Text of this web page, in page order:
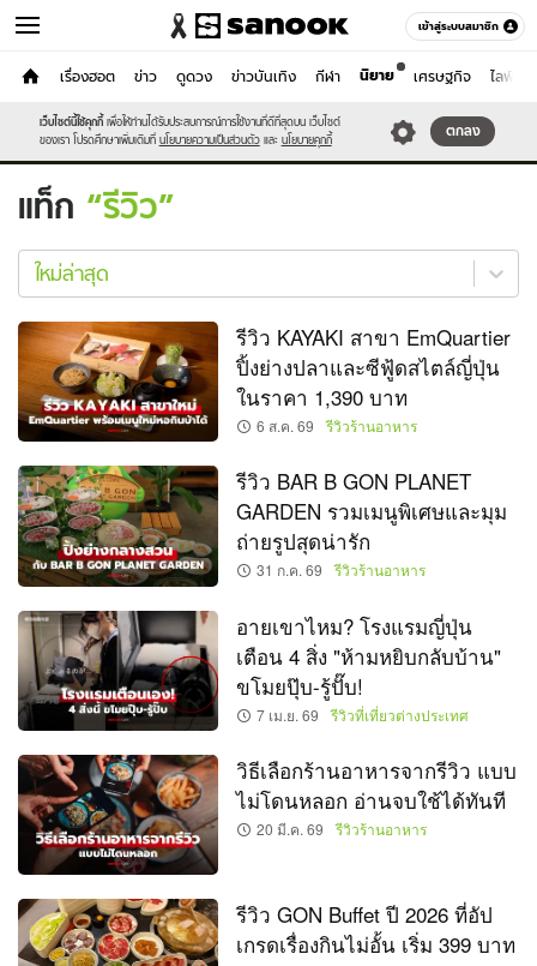
เข้าสู่ระบบสมาชิก
หน้าแรก
เรื่องฮอต ข่าว ดูดวง ข่าวบันเทิง กีฬา เศรษฐกิจ ไลฟ์สไ
นิยาย
เที่ยว-กิน หมวดอื่นๆ
เว็บไซต์นี้ใช้คุกกี้ เพื่อให้ท่านได้รับประสบการณ์การใช้งานที่ดีที่สุดบน เว็บไซต์
ของเรา โปรดศึกษาเพิ่มเติมที่ นโยบายความเป็นส่วนตัว และ นโยบายคุกกี้
ตกลง
แท็ก รีวิว
รีวิว
ใหม่
ล่าสุด
ใหม่ล่าสุด
รีวิว KAYAKI สาขา EmQuartier
ปิ้งย่างปลาและซีฟู้ดสไตล์ญี่ปุ่น
ในราคา 1,390 บาท
6 ส.ค. 69 รีวิวร้านอาหาร
รีวิว BAR B GON PLANET
GARDEN รวมเมนูพิเศษและมุม
ถ่ายรูปสุดน่ารัก
31 ก.ค. 69 รีวิวร้านอาหาร
อายเขาไหม? โรงแรมญี่ปุ่น
เตือน 4 สิ่ง "ห้ามหยิบกลับบ้าน"
ขโมยปุ๊บ-รู้ปั๊บ!
7 เม.ย. 69 รีวิวที่เที่ยวต่างประเทศ
วิธีเลือกร้านอาหารจากรีวิว แบบ
ไม่โดนหลอก อ่านจบใช้ได้ทันที
20 มี.ค. 69 รีวิวร้านอาหาร
รีวิว GON Buffet ปี 2026 ที่อัป
เกรดเรื่องกินไม่อั้น เริ่ม 399 บาท